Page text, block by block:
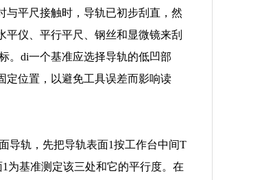
与平尺接触时，导轨已初步刮直，然
仪、平行平尺、钢丝和显微镜来刮
。di一个基准应选择导轨的低凹部
定位置，以避免工具误差而影响读
导轨，先把导轨表面1按工作台中间T
为基准测定该三处和它的平行度。在